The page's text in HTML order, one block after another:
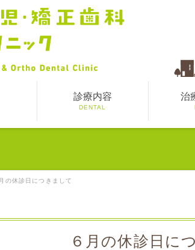
診療内容
DENTAL
治
の休診日につきまして
６月の休診日に